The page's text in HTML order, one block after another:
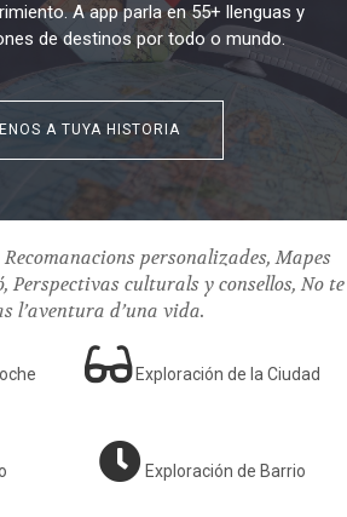
A app parla en 55+ llenguas y
de destinos por todo o mundo.
A TUYA HISTORIA
personalizades, Mapes
Perspectivas culturals y consellos, No te
l’aventura d’una vida.
Exploración de la Ciudad
Exploración de Barrio